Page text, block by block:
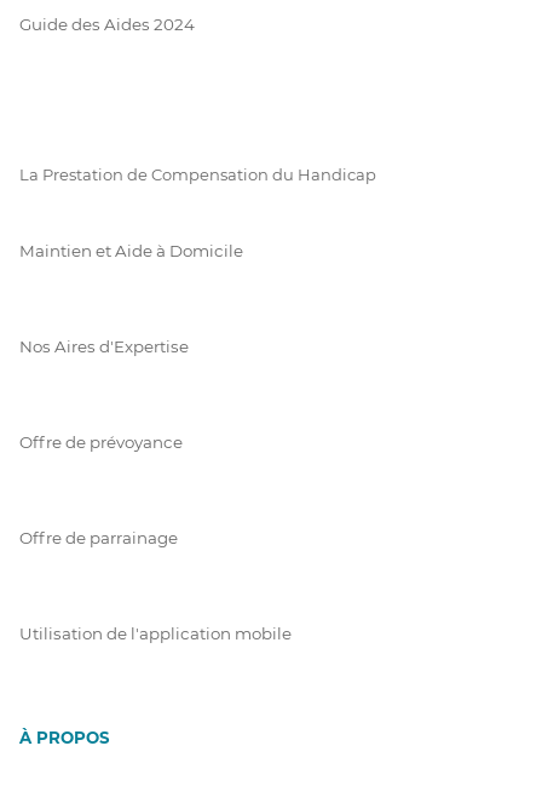
Guide des Aides 2024
La Prestation de Compensation du Handicap
Maintien et Aide à Domicile
Nos Aires d'Expertise
Offre de prévoyance
Offre de parrainage
Utilisation de l'application mobile
À PROPOS